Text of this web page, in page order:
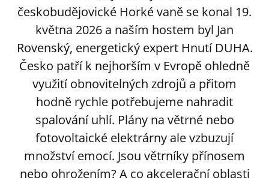
českobudějovické Horké vaně se konal 19.
května 2026 a naším hostem byl Jan
Rovenský, energetický expert Hnutí DUHA.
Česko patří k nejhorším v Evropě ohledně
využití obnovitelných zdrojů a přitom
hodně rychle potřebujeme nahradit
spalování uhlí. Plány na větrné nebo
fotovoltaické elektrárny ale vzbuzují
množství emocí. Jsou větrníky přínosem
nebo ohrožením? A co akcelerační oblasti